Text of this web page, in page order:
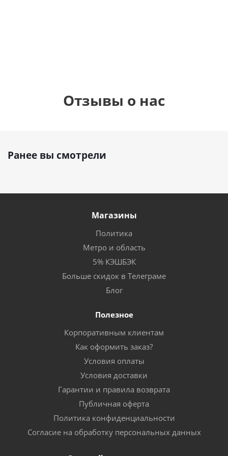
Отзывы о нас
Ранее вы смотрели
Магазины
Политика
Метро и область
5% КЭШБЭК
Больше скидок в Телеграме
Блог
Полезное
Корпоративным клиентам
Как оформить заказ?
Условия оплаты
Условия доставки
Гарантии и правила возврата
Публичная оферта
Политика конфиденциальности
Согласие на обработку персональных данных